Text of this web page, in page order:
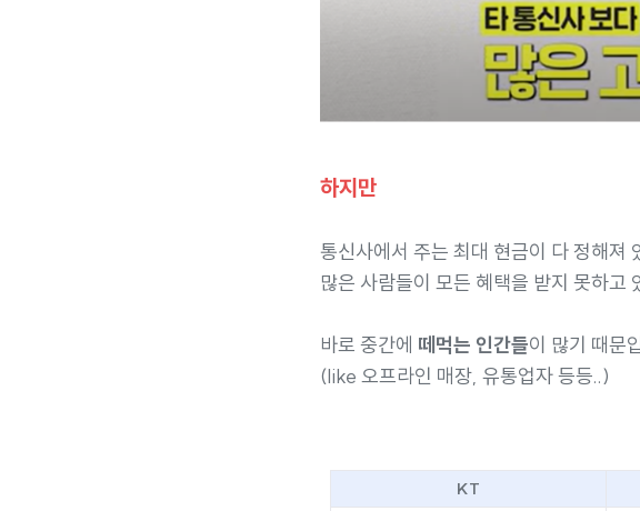
하지만
통신사에서 주는 최대 현금이 다 정해져
많은 사람들이 모든 혜택을 받지 못하고
바로 중간에 떼먹는 인간들이 많기 때문
(like 오프라인 매장, 유통업자 등등..)
KT